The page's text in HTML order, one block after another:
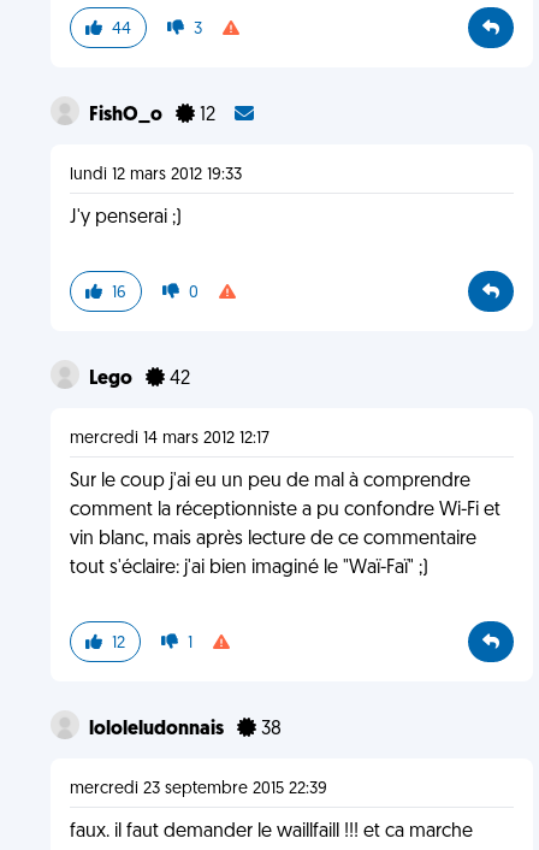
44 3
FishO_o 12
lundi 12 mars 2012 19:33
J'y penserai ;)
16 0
Lego 42
mercredi 14 mars 2012 12:17
Sur le coup j'ai eu un peu de mal à comprendre
comment la réceptionniste a pu confondre Wi-Fi et
vin blanc, mais après lecture de ce commentaire
tout s'éclaire: j'ai bien imaginé le "Waï-Faï" ;)
12 1
lololeludonnais 38
mercredi 23 septembre 2015 22:39
faux. il faut demander le waillfaill !!! et ca marche